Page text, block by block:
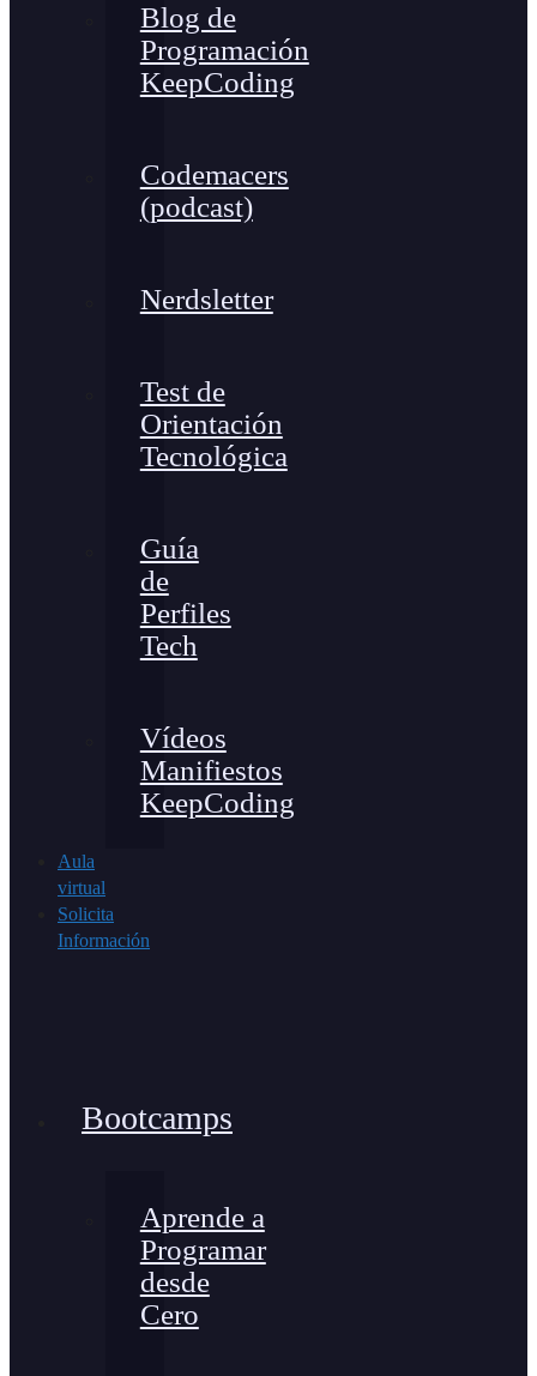
Blog de
Programación
KeepCoding
Codemacers
(podcast)
Nerdsletter
Test de
Orientación
Tecnológica
Guía
de
Perfiles
Tech
Vídeos
Manifiestos
KeepCoding
Aula
virtual
Solicita
Información
Bootcamps
Aprende a
Programar
desde
Cero